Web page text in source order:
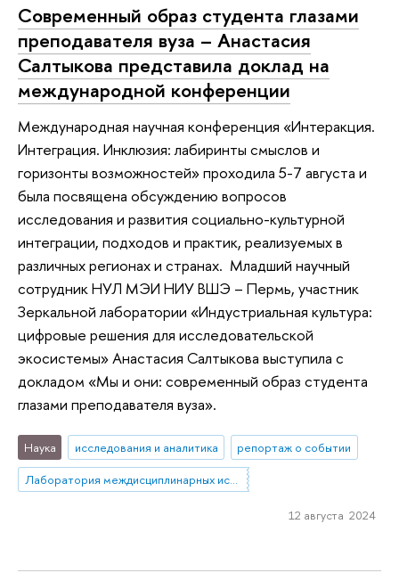
Современный образ студента глазами
преподавателя вуза – Анастасия
Салтыкова представила доклад на
международной конференции
Международная научная конференция «Интеракция.
Интеграция. Инклюзия: лабиринты смыслов и
горизонты возможностей» проходила 5-7 августа и
была посвящена обсуждению вопросов
исследования и развития социально-культурной
интеграции, подходов и практик, реализуемых в
различных регионах и странах. Младший научный
сотрудник НУЛ МЭИ НИУ ВШЭ – Пермь, участник
Зеркальной лаборатории «Индустриальная культура:
цифровые решения для исследовательской
экосистемы» Анастасия Салтыкова выступила с
докладом «Мы и они: современный образ студента
глазами преподавателя вуза».
Наука исследования и аналитика
репортаж о событии
Лаборатория междисциплинарных исследований по антропологии труда
12 августа 2024